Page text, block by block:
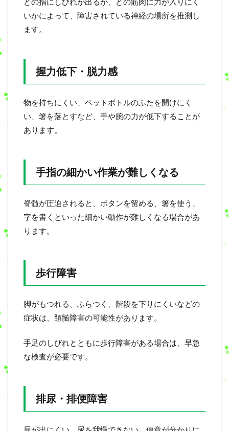
どの指にしびれが出るか、どの筋肉に力が入りにく
いかによって、障害されている神経の場所を推測し
ます。
握力低下・脱力感
物を持ちにくい、ペットボトルのふたを開けにく
い、箸を落とすなど、手や腕の力が低下することが
あります。
手指の細かい作業が難しくなる
脊髄が圧迫されると、ボタンを留める、箸を使う、
字を書くといった細かい動作が難しくなる場合があ
ります。
歩行障害
脚がもつれる、ふらつく、階段を下りにくいなどの
症状は、頚髄障害の可能性があります。
手足のしびれとともに歩行障害がある場合は、早急
な検査が必要です。
排尿・排便障害